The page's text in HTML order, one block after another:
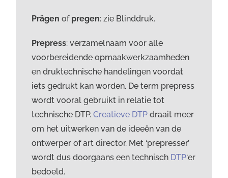
Prägen of pregen: zie Blinddruk.
Prepress: verzamelnaam voor alle
voorbereidende opmaakwerkzaamheden
en druktechnische handelingen voordat
iets gedrukt kan worden. De term prepress
wordt vooral gebruikt in relatie tot
technische DTP.Creatieve DTPdraait meer
om het uitwerken van de ideeën van de
ontwerper of art director. Met ‘prepresser’
wordt dus doorgaans een technisch DTP‘er
bedoeld.